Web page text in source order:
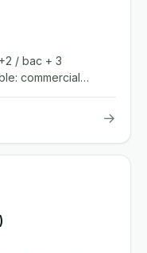
/ bac + 3
commercial
→